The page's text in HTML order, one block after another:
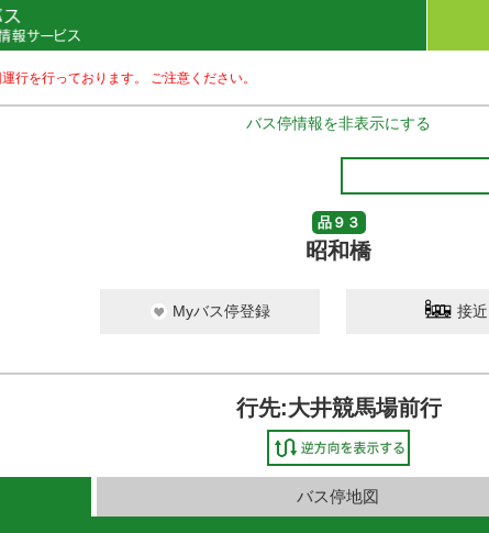
行を行っております。 ご注意ください。
バス停情報を非表示にする
品９３
昭和橋
Myバス停登録 接近
行先:大井競馬場前行
バス停地図